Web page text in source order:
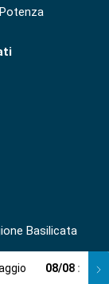
Basilicata
08/08 :